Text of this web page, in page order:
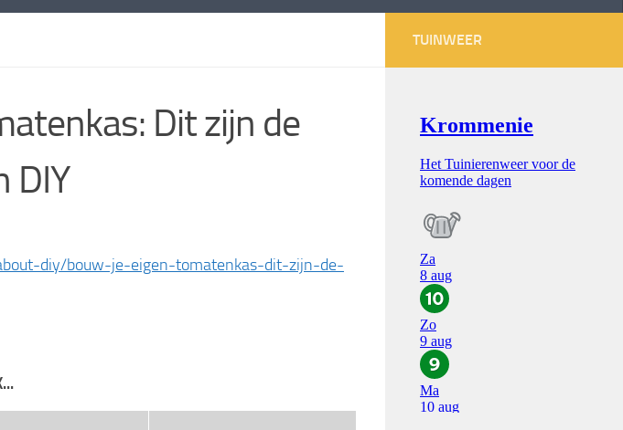
Dit zijn de
DIY
diy/bouw-je-eigen-tomatenkas-dit-zijn-de-
TUINWEER